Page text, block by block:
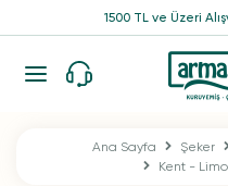
1500 TL ve Üzeri
Ana Sayfa Şeker
Kent -